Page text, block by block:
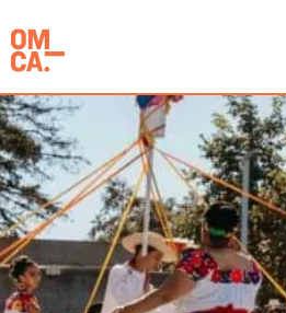
到
内
容
加州奥克兰博物馆(OMCA)